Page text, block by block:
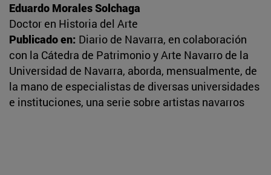
Eduardo Morales Solchaga
Doctor en Historia del Arte
Publicado en: Diario de Navarra, en colaboración
con la Cátedra de Patrimonio y Arte Navarro de la
Universidad de Navarra, aborda, mensualmente, de
la mano de especialistas de diversas universidades
e instituciones, una serie sobre artistas navarros